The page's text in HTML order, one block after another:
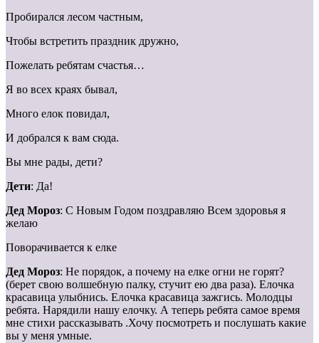
Пробирался лесом частным,
Чтобы встретить праздник дружно,
Пожелать ребятам счастья…
Я во всех краях бывал,
Много елок повидал,
И добрался к вам сюда.
Вы мне рады, дети?
Дети: Да!
Дед Мороз: С Новым Годом поздравляю Всем здоровья я
желаю
Поворачивается к елке
Дед Мороз: Не порядок, а почему на елке огни не горят?
(берет свою волшебную палку, стучит ею два раза). Елочка
красавица улыбнись. Елочка красавица зажгись. Молодцы
ребята. Нарядили нашу елочку. А теперь ребята самое время
мне стихи рассказывать .Хочу посмотреть и послушать какие
вы у меня умные.